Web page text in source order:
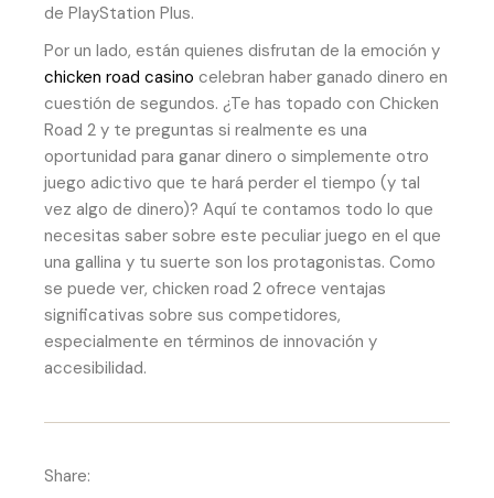
de PlayStation Plus.
Por un lado, están quienes disfrutan de la emoción y
chicken road casino celebran haber ganado dinero en
cuestión de segundos. ¿Te has topado con Chicken
Road 2 y te preguntas si realmente es una
oportunidad para ganar dinero o simplemente otro
juego adictivo que te hará perder el tiempo (y tal
vez algo de dinero)? Aquí te contamos todo lo que
necesitas saber sobre este peculiar juego en el que
una gallina y tu suerte son los protagonistas. Como
se puede ver, chicken road 2 ofrece ventajas
significativas sobre sus competidores,
especialmente en términos de innovación y
accesibilidad.
Share: